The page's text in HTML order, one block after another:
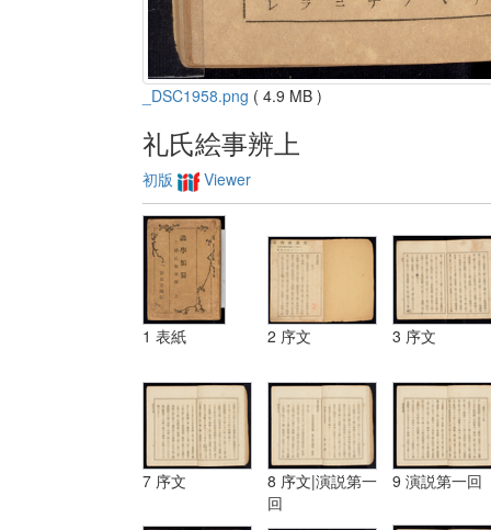
_DSC1958.png ( 4.9 MB )
礼氏絵事辨上
初版 Viewer
1 表紙 2 序文 3 序文
7 序文
8 序文|演説第一
回
9 演説第一回